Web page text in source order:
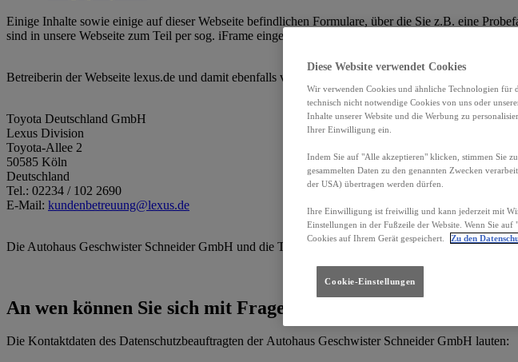
Einige Inhalte sowie einige auf dieser Webseite befindlichen Formulare, über die Sie z.B. eine
sind in unsere Webseite zum Teil per sog. iFrame eingebunden.
Betreiberin der Webseite lexus.de und damit ebenfalls verantwortlich für die Verarbeitung Ihrer
Toyota Deutschland GmbH
Lexus Division
Toyota-Allee 2
50585 Köln
Deutschland
Tel.: 02234 / 102 2690
E-Mail: kundenbetreuung@lexus.de
Die Autohaus Geschwister Schneider GmbH und die Toyota Deutschland GmbH werden
An wen können Sie sich mit Fragen oder Anliegen wenden?
Die Kontaktdaten des Datenschutzbeauftragten der Autohaus Geschwister Schneider GmbH lauten:
Diese Website verwendet Cookies
Wir verwenden Cookies und ähnliche Technologien für
technisch nicht notwendige Cookies von uns oder
Inhalte unserer Website und die Werbung zu
Ihrer Einwilligung ein.
Indem Sie auf "Alle akzeptieren" klicken, stimmen Sie
gesammelten Daten zu den genannten Zwecken
der USA) übertragen werden dürfen.
Ihre Einwilligung ist freiwillig und kann jederzeit mit
Einstellungen in der Fußzeile der Website. Wenn Sie
Cookies auf Ihrem Gerät gespeichert.
Zu den
Cookie-Einstellungen